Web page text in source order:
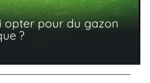
opter pour du gazon
?